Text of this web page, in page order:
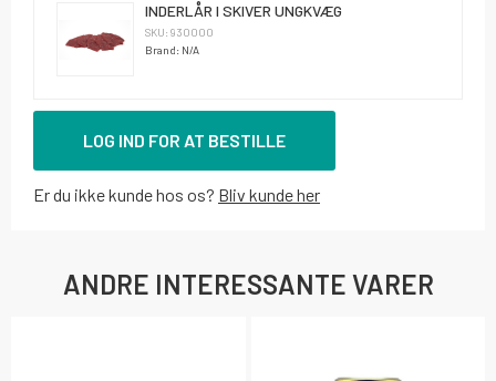
INDERLÅR I SKIVER UNGKVÆG
SKU: 930000
Brand: N/A
LOG IND FOR AT BESTILLE
Er du ikke kunde hos os? Bliv kunde her
ANDRE INTERESSANTE VARER